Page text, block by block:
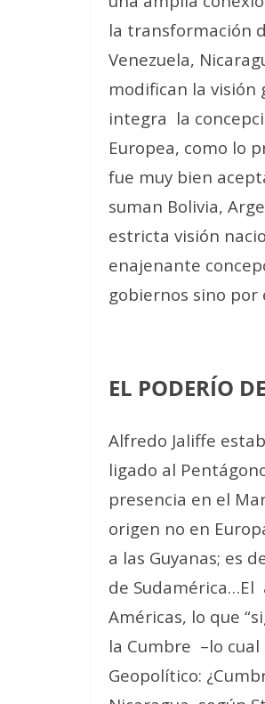
la transformación
Venezuela,
modifican la
integra la
Europea, como lo
fue muy bien
suman Bolivia,
estricta visión
enajenante
gobiernos sino por
EL PODERÍO
Alfredo Jaliffe
ligado al
presencia en el
origen no en
a las Guyanas; es
de Sudamérica…El
Américas, lo que
la Cumbre –lo
Geopolítico: